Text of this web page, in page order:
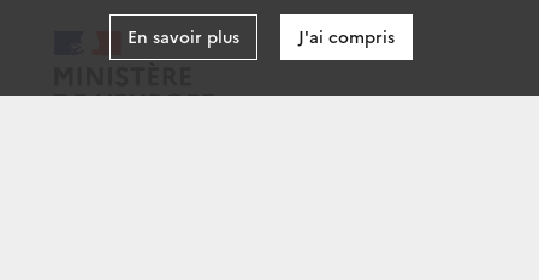
En savoir plus J'ai compris